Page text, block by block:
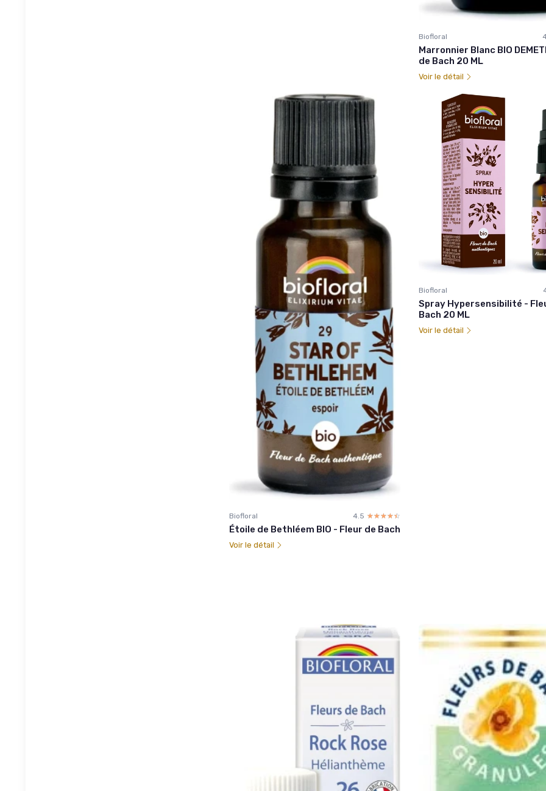
Biofloral
Marronnier Blanc BIO
de Bach 20 ML
Voir le détail
Biofloral 4.5 ☆☆☆☆☆
★★★★★
Étoile de Bethléem BIO - Fleur de Bach
Voir le détail
Biofloral
Spray Hypersensibilité -
Bach 20 ML
Voir le détail